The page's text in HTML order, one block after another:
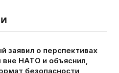
заявил о перспективах
вне НАТО и объяснил,
безопасности